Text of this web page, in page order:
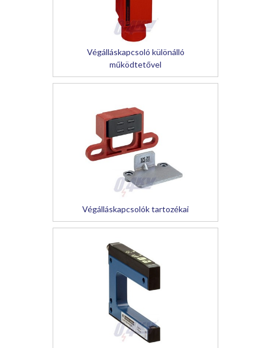
Végálláskapcsoló különálló
működtetővel
Végálláskapcsolók tartozékai